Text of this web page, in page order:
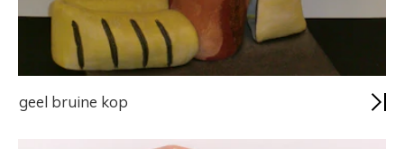
geel bruine kop